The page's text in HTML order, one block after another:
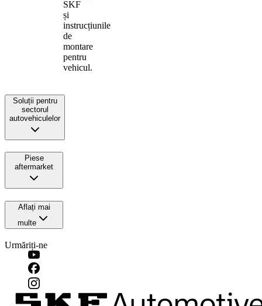
SKF
și
instrucțiunile
de
montare
pentru
vehicul.
Soluții pentru
sectorul
autovehiculelor
Piese
aftermarket
Aflați mai
multe
Urmăriți-ne